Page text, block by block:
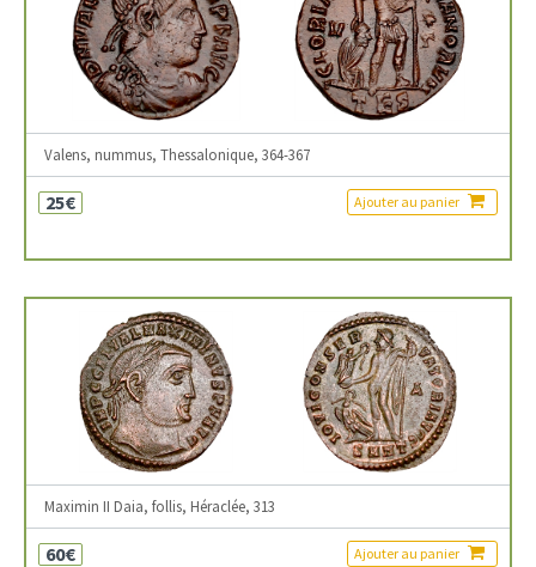
Valens, nummus, Thessalonique, 364-367
25€ Ajouter au panier
Maximin II Daia, follis, Héraclée, 313
60€ Ajouter au panier